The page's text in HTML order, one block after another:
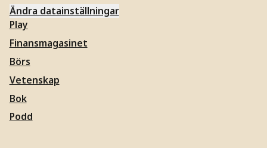
Ändra datainställningar
Play
Finansmagasinet
Börs
Vetenskap
Bok
Podd